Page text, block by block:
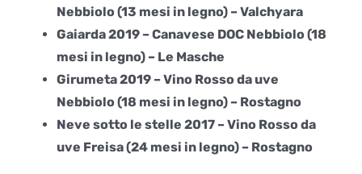
Nebbiolo (13 mesi in legno) – Valchyara
Gaiarda 2019 – Canavese DOC Nebbiolo (18
mesi in legno) – Le Masche
Girumeta 2019 – Vino Rosso da uve
Nebbiolo (18 mesi in legno) – Rostagno
Neve sotto le stelle 2017 – Vino Rosso da
uve Freisa (24 mesi in legno) – Rostagno